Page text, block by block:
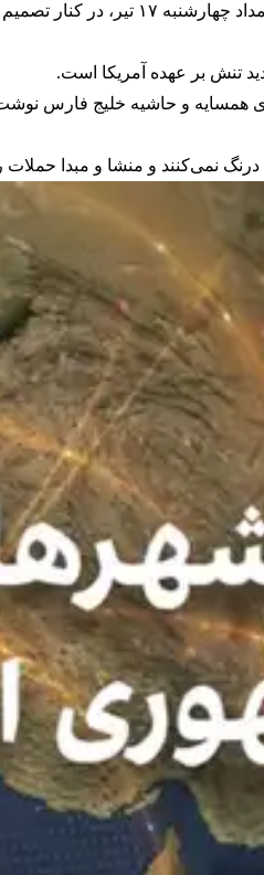
وزارت خارجه جمهوری اسلامی در
تنش بر عهده آمریکا است.
همسایه و حاشیه خلیج فارس
درنگ نمی‌کنند و منشا و مبدا حملات